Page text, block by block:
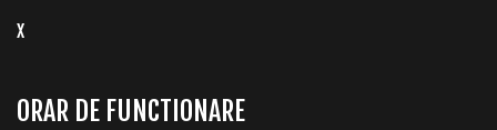
X
ORAR DE FUNCTIONARE